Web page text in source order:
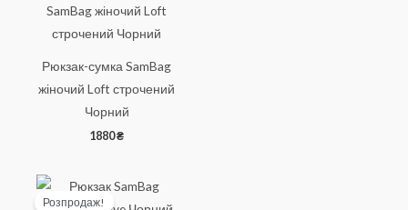
Рюкзак-сумка SamBag
жіночий Loft строчений
Чорний
1880₴
Розпродаж!